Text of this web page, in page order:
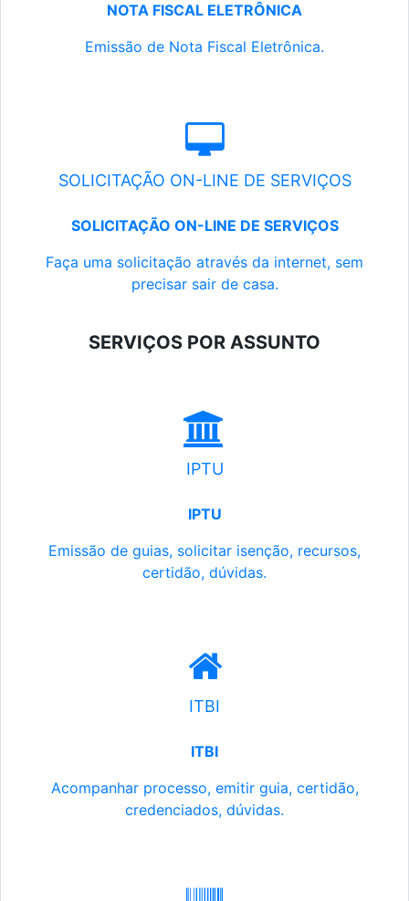
NOTA FISCAL ELETRÔNICA
Emissão de Nota Fiscal Eletrônica.
SOLICITAÇÃO ON-LINE DE SERVIÇOS
SOLICITAÇÃO ON-LINE DE SERVIÇOS
Faça uma solicitação através da internet, sem
precisar sair de casa.
SERVIÇOS POR ASSUNTO
IPTU
IPTU
Emissão de guias, solicitar isenção, recursos,
certidão, dúvidas.
ITBI
ITBI
Acompanhar processo, emitir guia, certidão,
credenciados, dúvidas.